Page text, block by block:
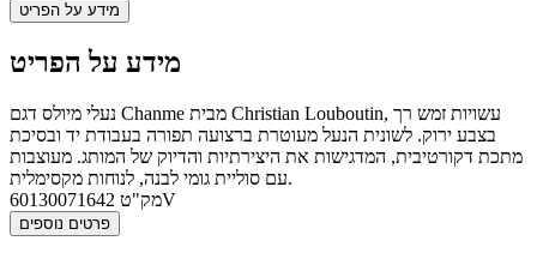
מידע על הפריט
מידע על הפריט
נעלי מיולס דגם Chanme מבית Christian Louboutin, עשויות זמש רך
בצבע ירוק. לשונית הנעל מעוטרת ברצועה תפורה בעבודת יד ובסיכת
מתכת דקורטיבית, המדגישות את היצירתיות והדיוק של המותג. מעוצבות
עם סוליית גומי לבנה, לנוחות מקסימלית.
מק"ט60130071642V
פרטים נוספים